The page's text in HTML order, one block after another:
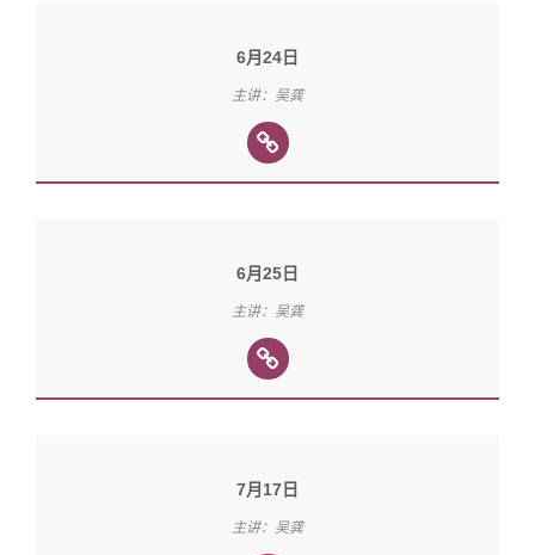
6月24日
主讲：吴龚
6月25日
主讲：吴龚
7月17日
主讲：吴龚